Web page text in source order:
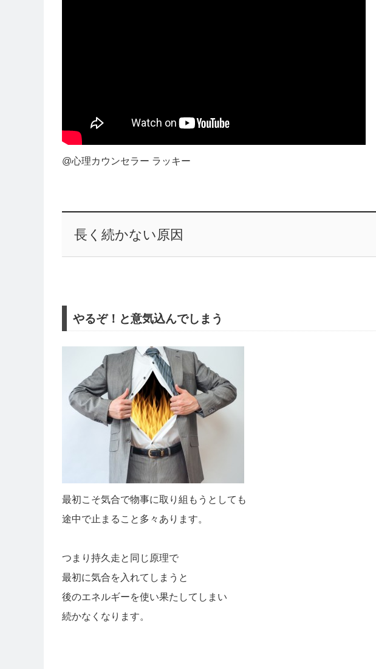
@心理カウンセラー ラッキー
長く続かない原因
やるぞ！と意気込んでしまう
最初こそ気合で物事に取り組もうとしても
途中で止まること多々あります。
つまり持久走と同じ原理で
最初に気合を入れてしまうと
後のエネルギーを使い果たしてしまい
続かなくなります。